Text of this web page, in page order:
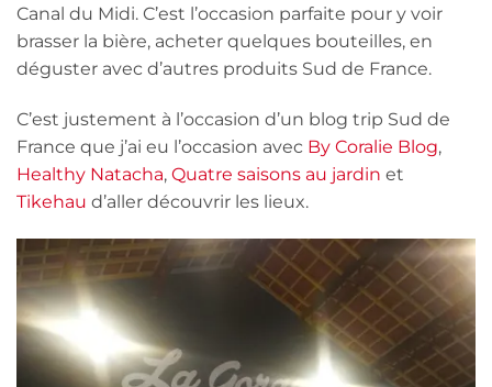
Canal du Midi. C’est l’occasion parfaite pour y voir
brasser la bière, acheter quelques bouteilles, en
déguster avec d’autres produits Sud de France.
C’est justement à l’occasion d’un blog trip Sud de
France que j’ai eu l’occasion avec By Coralie Blog,
Healthy Natacha, Quatre saisons au jardin et
Tikehau d’aller découvrir les lieux.